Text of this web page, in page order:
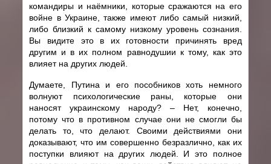
командиры и наёмники, которые сражаются на его
войне в Украине, также имеют либо самый низкий,
либо близкий к самому низкому уровень сознания.
Вы видите это в их готовности причинять вред
другим и в их полном равнодушии к тому, как это
влияет на других людей.
Думаете, Путина и его пособников хоть немного
волнуют психологические раны, которые они
наносят украинскому народу? – Нет, конечно,
потому что в противном случае они не смогли бы
делать то, что делают. Своими действиями они
доказывают, что им совершенно безразлично, как их
поступки влияют на других людей. И это полное